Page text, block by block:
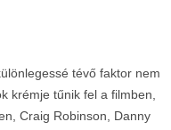
tévő faktor nem
krémje tűnik fel a filmben,
Craig Robinson, Danny